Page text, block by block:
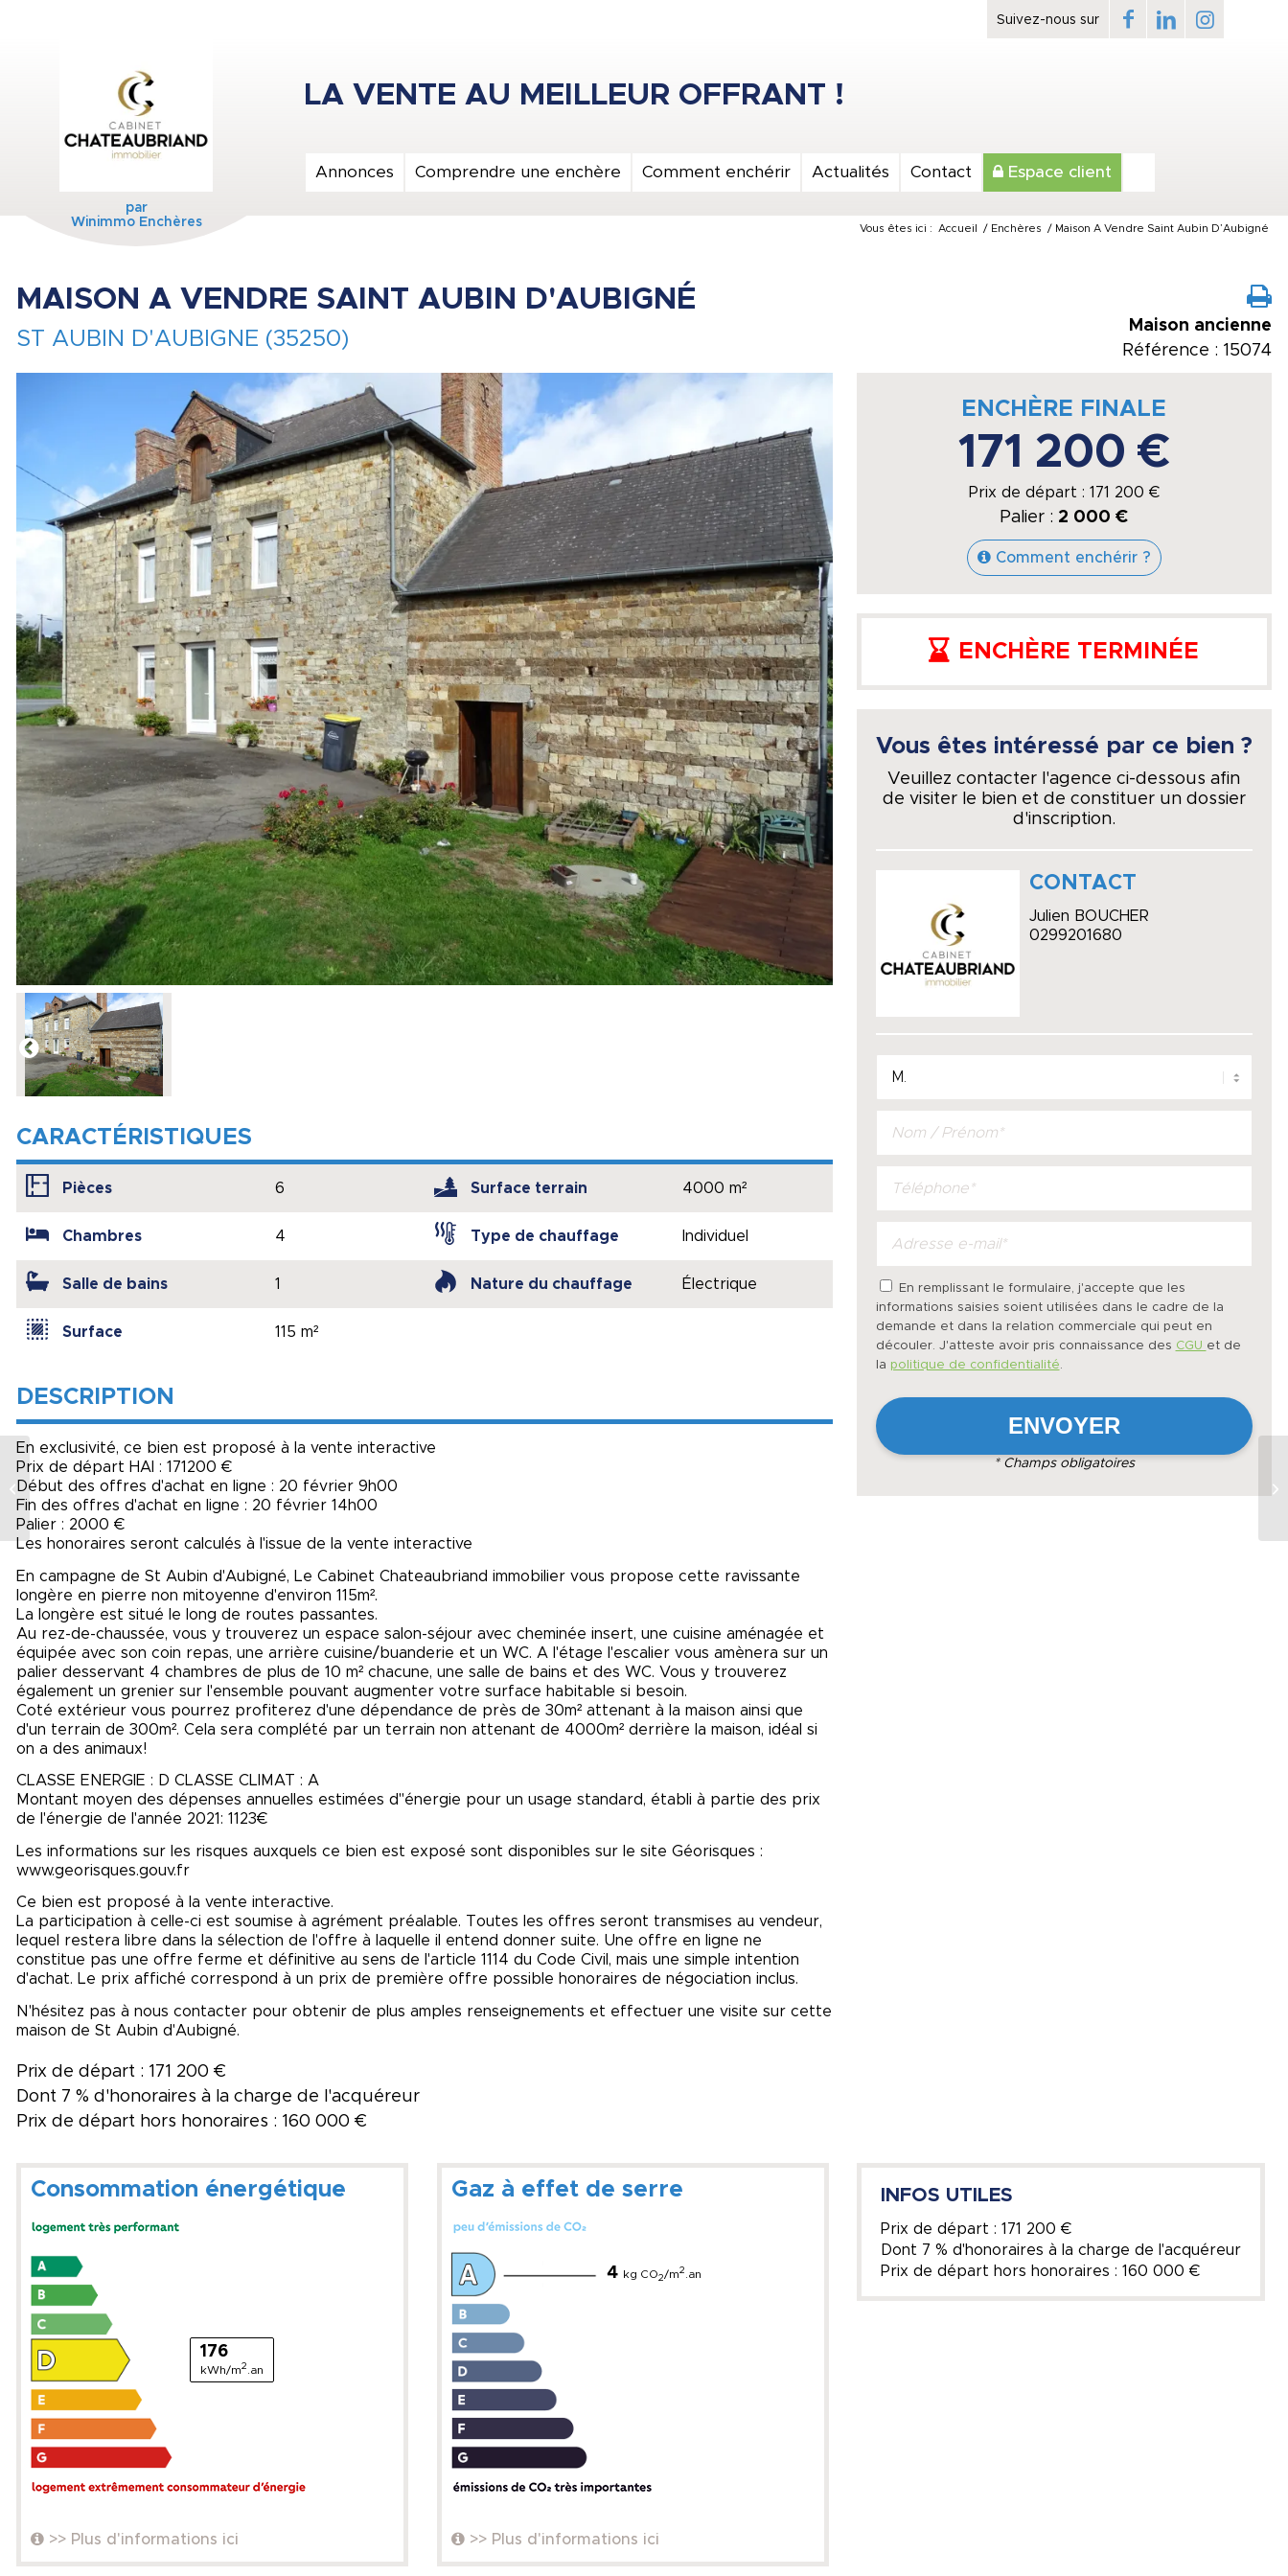
par
Winimmo Enchères
Annonces Comprendre une enchère Comment enchérir Actualités Contact Espace client
Vous êtes ici : Accueil / Enchères / Maison A Vendre Saint Aubin D’Aubigné
MAISON A VENDRE SAINT AUBIN D'AUBIGNÉ
ST AUBIN D'AUBIGNE (35250)
Maison ancienne
Référence : 15074
CARACTÉRISTIQUES
Pièces 6
Chambres 4
Salle de bains 1
Surface 115 m²
Surface terrain 4000 m²
Type de chauffage Individuel
Nature du chauffage Électrique
DESCRIPTION
En exclusivité, ce bien est proposé à la vente interactive
Prix de départ HAI : 171200 €
Début des offres d'achat en ligne : 20 février 9h00
Fin des offres d'achat en ligne : 20 février 14h00
Palier : 2000 €
Les honoraires seront calculés à l'issue de la vente interactive
En campagne de St Aubin d'Aubigné, Le Cabinet Chateaubriand immobilier vous propose cette ravissante
longère en pierre non mitoyenne d'environ 115m².
La longère est situé le long de routes passantes.
Au rez-de-chaussée, vous y trouverez un espace salon-séjour avec cheminée insert, une cuisine aménagée et
équipée avec son coin repas, une arrière cuisine/buanderie et un WC. A l'étage l'escalier vous amènera sur un
palier desservant 4 chambres de plus de 10 m² chacune, une salle de bains et des WC. Vous y trouverez
également un grenier sur l'ensemble pouvant augmenter votre surface habitable si besoin.
Coté extérieur vous pourrez profiterez d'une dépendance de près de 30m² attenant à la maison ainsi que
d'un terrain de 300m². Cela sera complété par un terrain non attenant de 4000m² derrière la maison, idéal si
on a des animaux!
CLASSE ENERGIE : D CLASSE CLIMAT : A
Montant moyen des dépenses annuelles estimées d''énergie pour un usage standard, établi à partie des prix
de l'énergie de l'année 2021: 1123€
Les informations sur les risques auxquels ce bien est exposé sont disponibles sur le site Géorisques :
www.georisques.gouv.fr
Ce bien est proposé à la vente interactive.
La participation à celle-ci est soumise à agrément préalable. Toutes les offres seront transmises au vendeur,
lequel restera libre dans la sélection de l'offre à laquelle il entend donner suite. Une offre en ligne ne
constitue pas une offre ferme et définitive au sens de l'article 1114 du Code Civil, mais une simple intention
d'achat. Le prix affiché correspond à un prix de première offre possible honoraires de négociation inclus.
N'hésitez pas à nous contacter pour obtenir de plus amples renseignements et effectuer une visite sur cette
maison de St Aubin d'Aubigné.
Prix de départ : 171 200 €
Dont 7 % d'honoraires à la charge de l'acquéreur
Prix de départ hors honoraires : 160 000 €
ENCHÈRE FINALE
171 200 €
Prix de départ : 171 200 €
Palier : 2 000 €
Comment enchérir ?
ENCHÈRE TERMINÉE
Vous êtes intéressé par ce bien ?
Veuillez contacter l'agence ci-dessous afin
de visiter le bien et de constituer un dossier
d'inscription.
CONTACT
Julien BOUCHER
0299201680
En remplissant le formulaire, j'accepte que les
informations saisies soient utilisées dans le cadre de la
demande et dans la relation commerciale qui peut en
découler. J'atteste avoir pris connaissance des CGU et de
la politique de confidentialité.
* Champs obligatoires
Consommation énergétique
176
kWh/m2 .an
>> Plus d'informations ici
Gaz à effet de serre
4 kg CO2/m2 .an
>> Plus d'informations ici
INFOS UTILES
Prix de départ : 171 200 €
Dont 7 % d'honoraires à la charge de l'acquéreur
Prix de départ hors honoraires : 160 000 €
MELUN F2 avec
terrasse parking et
ascenseur